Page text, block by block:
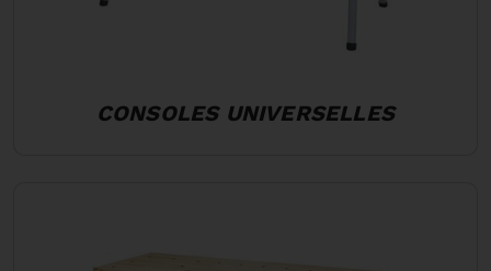
CONSOLES UNIVERSELLES